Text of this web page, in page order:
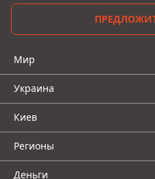
Мир
Украина
Киев
Регионы
Деньги